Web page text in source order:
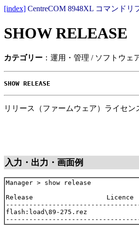
[index] CentreCOM 8948XL コマンドリ
SHOW RELEASE
カテゴリー ：運用・管理 / ソフトウェ
SHOW RELEASE
リリース（ファームウェア）ライセン
入力・出力・画面例
Manager > show release
Release                   Licence
flash:load\89-275.rez